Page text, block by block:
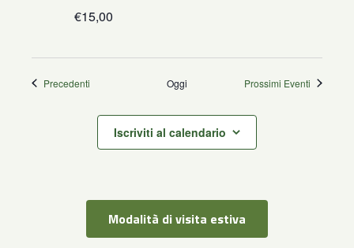
€15,00
Eventi
Precedenti Oggi Prossimi Eventi
Iscriviti al calendario
Modalità di visita estiva